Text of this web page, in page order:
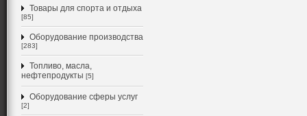
Товары для спорта и отдыха
[85]
Оборудование производства
[283]
Топливо, масла,
нефтепродукты [5]
Оборудование сферы услуг
[2]